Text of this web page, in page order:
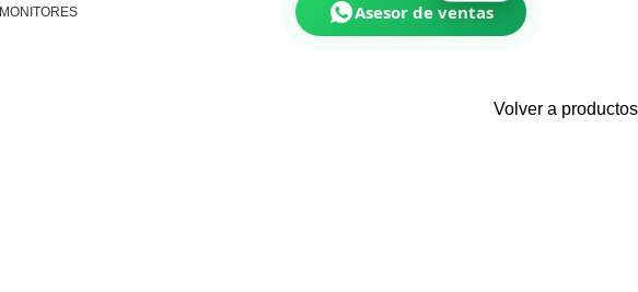
MONITORES Asesor de ventas
Volver a productos